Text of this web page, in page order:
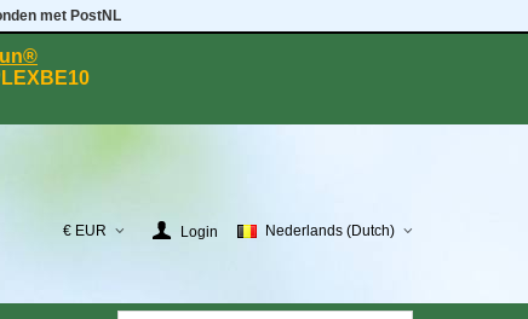
met PostNL
€ EUR Login Nederlands (Dutch)